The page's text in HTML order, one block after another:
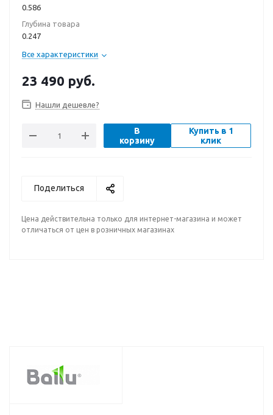
0.586
Глубина товара
0.247
Все характеристики
23 490 руб.
Нашли дешевле?
В
корзину
Купить в 1
клик
Поделиться
Цена действительна только для интернет-магазина и может
отличаться от цен в розничных магазинах